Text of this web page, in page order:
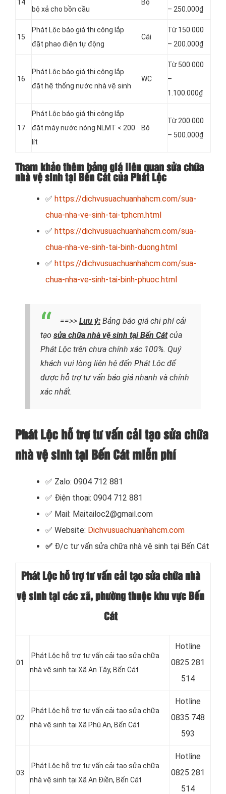
14
bộ xả cho bồn cầu
Bộ
– 250.000₫
15
Phát Lộc báo giá thi công lắp
đặt phao điện tự động
Cái
Từ 150.000
– 200.000₫
16
Phát Lộc báo giá thi công lắp
đặt hệ thống nước nhà vệ sinh
WC
Từ 500.000
–
1.100.000₫
17
Phát Lộc báo giá thi công lắp
đặt máy nước nóng NLMT < 200
lít
Bộ
Từ 200.000
– 500.000₫
Tham khảo thêm bảng giá liên quan sửa chữa
nhà vệ sinh tại Bến Cát của Phát Lộc
✅ https://dichvusuachuanhahcm.com/sua-
chua-nha-ve-sinh-tai-tphcm.html
✅ https://dichvusuachuanhahcm.com/sua-
chua-nha-ve-sinh-tai-binh-duong.html
✅ https://dichvusuachuanhahcm.com/sua-
chua-nha-ve-sinh-tai-binh-phuoc.html
==>> Lưu ý: Bảng báo giá chi phí cải
tạo sửa chữa nhà vệ sinh tại Bến Cátcủa
Phát Lộc trên chưa chính xác 100%. Quý
khách vui lòng liên hệ đến Phát Lộc để
được hỗ trợ tư vấn báo giá nhanh và chính
xác nhất.
Phát Lộc hỗ trợ tư vấn cải tạo sửa chữa
nhà vệ sinh tại Bến Cát miễn phí
✅ Zalo: 0904 712 881
✅ Điện thoại: 0904 712 881
✅ Mail: Maitailoc2@gmail.com
✅ Website: Dichvusuachuanhahcm.com
✅ Đ/c tư vấn sửa chữa nhà vệ sinh tại Bến Cát
Phát Lộc hỗ trợ tư vấn cải tạo sửa chữa nhà
vệ sinh tại các xã, phường thuộc khu vực Bến
Cát
01
Phát Lộc hỗ trợ tư vấn cải tạo sửa chữa
nhà vệ sinh tại Xã An Tây, Bến Cát
Hotline
0825 281
514
02
Phát Lộc hỗ trợ tư vấn cải tạo sửa chữa
nhà vệ sinh tại Xã Phú An, Bến Cát
Hotline
0835 748
593
03
Phát Lộc hỗ trợ tư vấn cải tạo sửa chữa
nhà vệ sinh tại Xã An Điền, Bến Cát
Hotline
0825 281
514